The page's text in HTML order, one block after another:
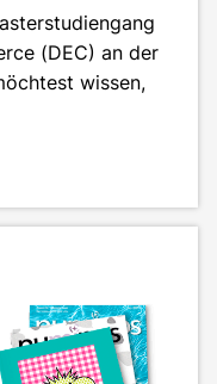
(DEC) an der
wissen,